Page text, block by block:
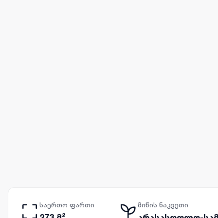
საერთო ფართი მიწის ნაკვეთი